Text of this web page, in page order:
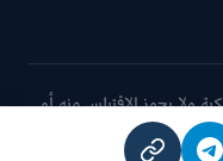
ولا يجوز الاقتباس منه أو
إدارة التحرير.
خريطة الموقع